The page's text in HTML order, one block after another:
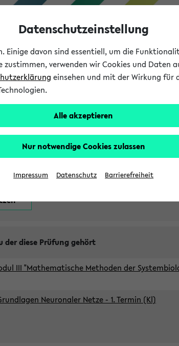
Prüfungen
der diese Prüfung gehört
III "Mathematische Methoden der
Neuronaler Netze - 1. Termin (Kl)
Datenschutzeinstellung
Einige davon sind essentiell, um die
zustimmen, verwenden wir Cookies und
einsehen und mit der Wirkung für
Alle akzeptieren
Nur notwendige Cookies zulassen
Impressum Datenschutz Barrierefreiheit